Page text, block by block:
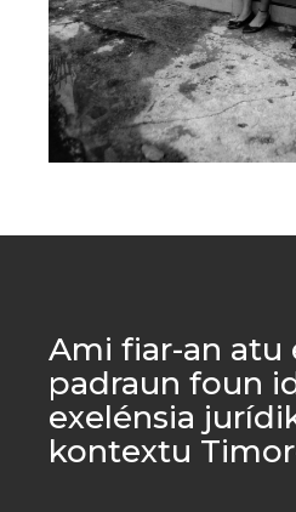
Ami fiar-an atu
padraun foun
exelénsia
kontextu